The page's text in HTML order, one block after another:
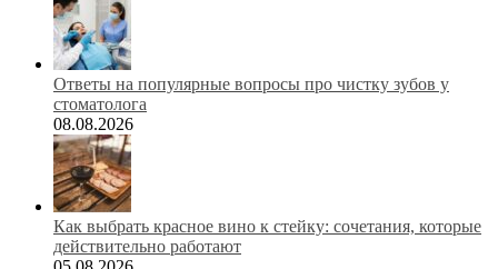
Ответы на популярные вопросы про чистку зубов у
стоматолога
08.08.2026
Как выбрать красное вино к стейку: сочетания, которые
действительно работают